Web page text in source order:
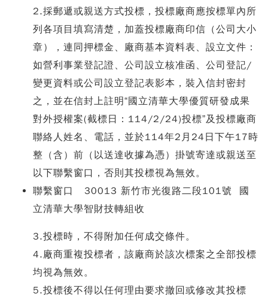
2.採郵遞或親送方式投標，投標廠商應按標單內所
列各項目填寫清楚，加蓋投標廠商印信（公司大小
章），連同押標金、廠商基本資料表、設立文件：
如營利事業登記證、公司設立核准函、公司登記/
變更資料或公司設立登記表影本，裝入信封密封
之，並在信封上註明“國立清華大學優質研發成果
對外授權案(截標日：114/2/24)投標”及投標廠商
聯絡人姓名、電話，並於114年2月24日下午17時
整（含）前（以送達收據為憑）掛號寄達或親送至
以下聯繫窗口，否則其投標視為無效。
聯繫窗口 30013 新竹市光復路二段101號 國
立清華大學智財技轉組收
3.投標時，不得附加任何成交條件。
4.廠商重複投標者，該廠商於該次標案之全部投標
均視為無效。
5.投標後不得以任何理由要求撤回或修改其投標